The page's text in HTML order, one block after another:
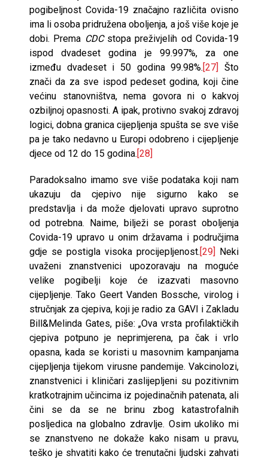
pogibeljnost Covida-19 značajno različita ovisno
ima li osoba pridružena oboljenja, a još više koje je
dobi. Prema CDCstopa preživjelih od Covida-19
ispod dvadeset godina je 99.997%, za one
između dvadeset i 50 godina 99.98%.[27]
Što
znači da za sve ispod pedeset godina, koji čine
većinu stanovništva, nema govora ni o kakvoj
ozbiljnoj opasnosti. A ipak, protivno svakoj zdravoj
logici, dobna granica cijepljenja spušta se sve više
pa je tako nedavno u Europi odobreno i cijepljenje
djece od 12 do 15 godina.[28]
Paradoksalno imamo sve više podataka koji nam
ukazuju da cjepivo nije sigurno kako se
predstavlja i da može djelovati upravo suprotno
od potrebna. Naime, bilježi se porast oboljenja
Covida-19 upravo u onim državama i područjima
gdje se postigla visoka procijepljenost.[29] Neki
uvaženi znanstvenici upozoravaju na moguće
velike pogibelji koje će izazvati masovno
cijepljenje. Tako Geert Vanden Bossche, virolog i
stručnjak za cjepiva, koji je radio za GAVI i Zakladu
Bill&Melinda Gates, piše: „Ova vrsta profilaktičkih
cjepiva potpuno je neprimjerena, pa čak i vrlo
opasna, kada se koristi u masovnim kampanjama
cijepljenja tijekom virusne pandemije. Vakcinolozi,
znanstvenici i kliničari zaslijepljeni su pozitivnim
kratkotrajnim učincima iz pojedinačnih patenata, ali
čini se da se ne brinu zbog katastrofalnih
posljedica na globalno zdravlje. Osim ukoliko mi
se znanstveno ne dokaže kako nisam u pravu,
teško je shvatiti kako će trenutačni ljudski zahvati